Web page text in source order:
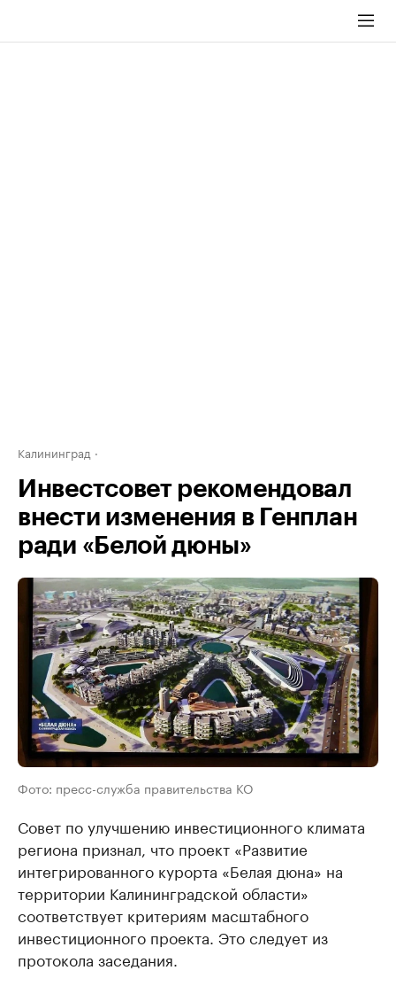
Калининград
Инвестсовет рекомендовал
внести изменения в Генплан
ради «Белой дюны»
Фото: пресс-служба правительства КО
Совет по улучшению инвестиционного климата
региона признал, что проект «Развитие
интегрированного курорта «Белая дюна» на
территории Калининградской области»
соответствует критериям масштабного
инвестиционного проекта. Это следует из
протокола заседания.